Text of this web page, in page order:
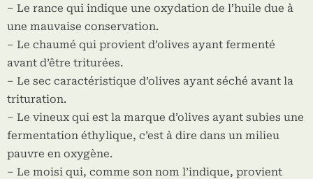
– Le rance qui indique une oxydation de l’huile due à
une mauvaise conservation.
– Le chaumé qui provient d’olives ayant fermenté
avant d’être triturées.
– Le sec caractéristique d’olives ayant séché avant la
trituration.
– Le vineux qui est la marque d’olives ayant subies une
fermentation éthylique, c’est à dire dans un milieu
pauvre en oxygène.
– Le moisi qui, comme son nom l’indique, provient